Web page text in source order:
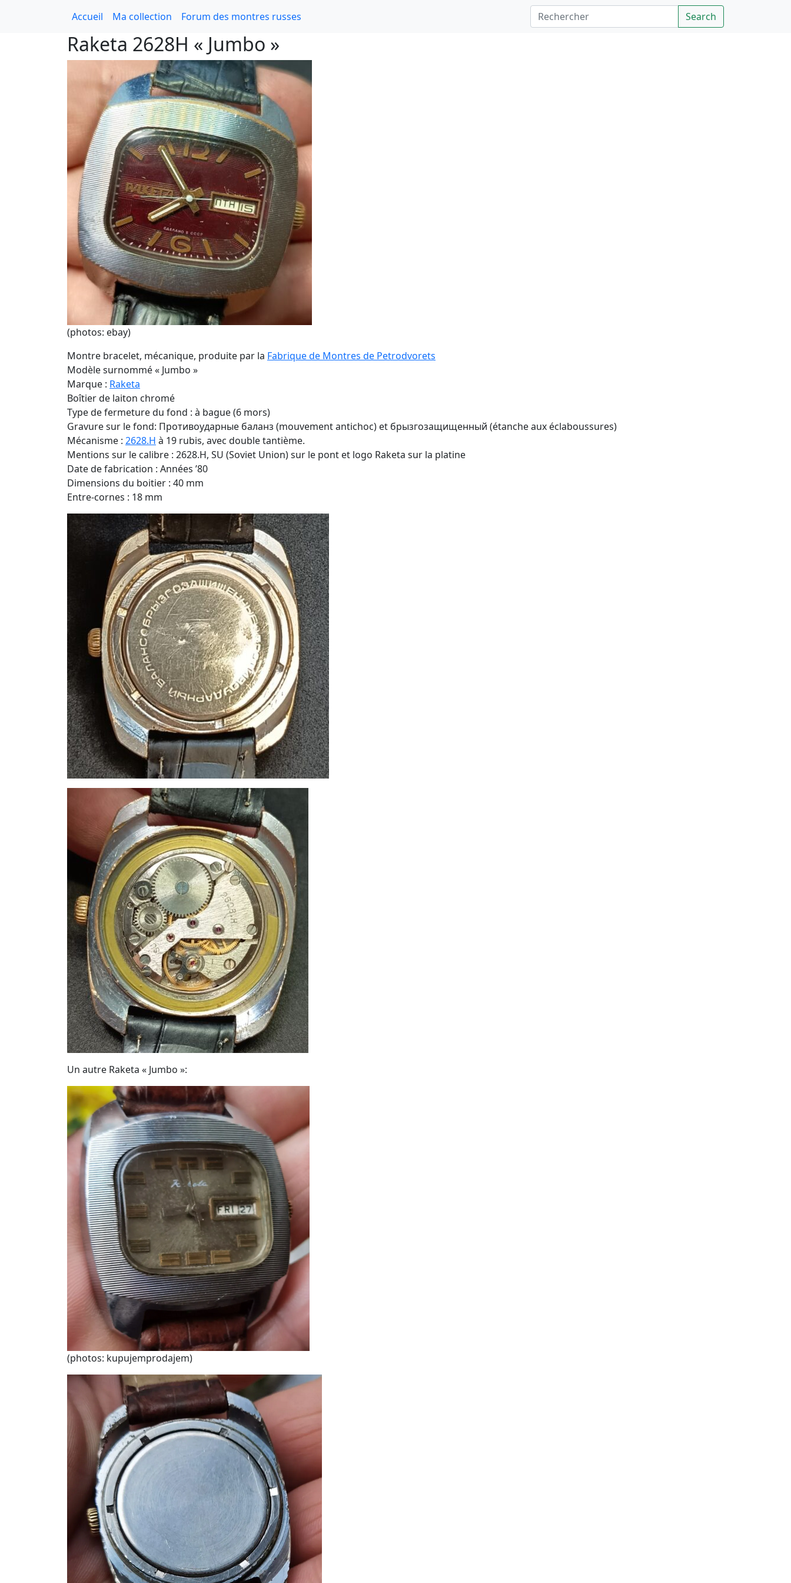
Accueil Ma collection Forum des montres russes Rechercher
Search
Raketa 2628H « Jumbo »
(photos: ebay)
Montre bracelet, mécanique, produite par la Fabrique de Montres de Petrodvorets
Modèle surnommé « Jumbo »
Marque : Raketa
Boîtier de laiton chromé
Type de fermeture du fond : à bague (6 mors)
Gravure sur le fond: Противоударные бaлaнз (mouvement antichoc) et брызгозащищенный (étanche aux éclaboussures)
Mécanisme : 2628.H à 19 rubis, avec double tantième.
Mentions sur le calibre : 2628.H, SU (Soviet Union) sur le pont et logo Raketa sur la platine
Date de fabrication : Années ’80
Dimensions du boitier : 40 mm
Entre-cornes : 18 mm
Un autre Raketa « Jumbo »:
(photos: kupujemprodajem)